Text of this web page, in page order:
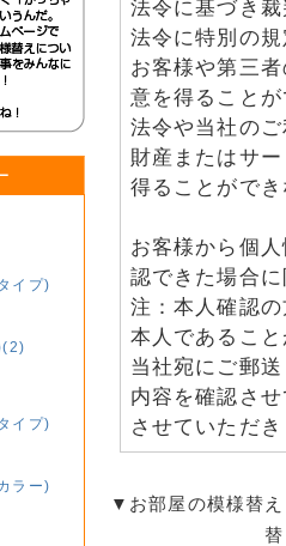
イプ)
イプ)
ラー)
法令に基づき
法令に特別の
お客様や第三
意を得ること
法令や当社の
財産またはサ
得ることがで
お客様から個
認できた場合
注：本人確認
本人であるこ
当社宛にご郵
内容を確認さ
させていただ
▼お部屋の模様替